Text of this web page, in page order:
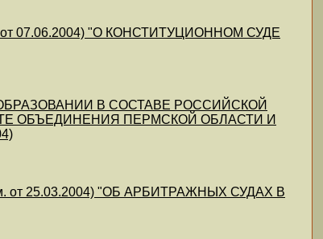
07.06.2004) "О КОНСТИТУЦИОННОМ СУДЕ
В СОСТАВЕ РОССИЙСКОЙ
ОБЪЕДИНЕНИЯ ПЕРМСКОЙ ОБЛАСТИ И
25.03.2004) "ОБ АРБИТРАЖНЫХ СУДАХ В